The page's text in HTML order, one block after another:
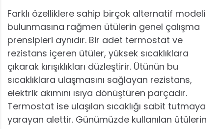
Farklı özelliklere sahip birçok alternatif modeli
bulunmasına rağmen ütülerin genel çalışma
prensipleri aynıdır. Bir adet termostat ve
rezistans içeren ütüler, yüksek sıcaklıklara
çıkarak kırışıklıkları düzleştirir. Ütünün bu
sıcaklıklara ulaşmasını sağlayan rezistans,
elektrik akımını ısıya dönüştüren parçadır.
Termostat ise ulaşılan sıcaklığı sabit tutmaya
yarayan alettir. Günümüzde kullanılan ütülerin